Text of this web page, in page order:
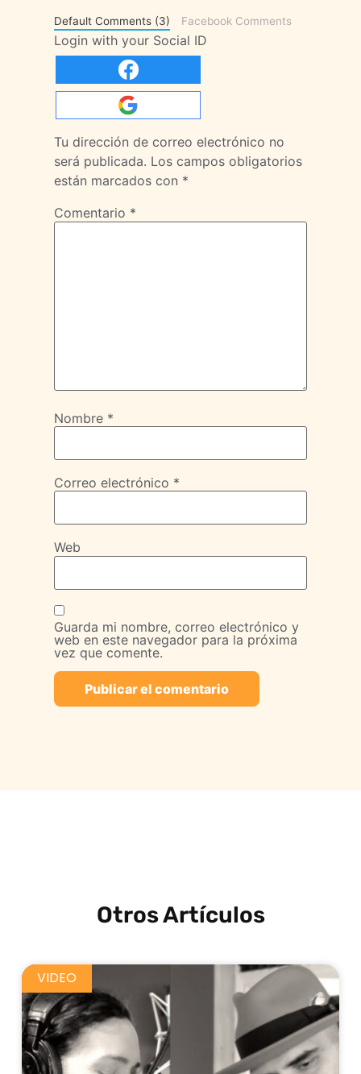
Default Comments (3) Facebook Comments
Login with your Social ID
Tu dirección de correo electrónico no
será publicada. Los campos obligatorios
están marcados con *
Comentario *
Nombre *
Correo electrónico *
Web
Guarda mi nombre, correo electrónico y
web en este navegador para la próxima
vez que comente.
Otros Artículos
VIDEO